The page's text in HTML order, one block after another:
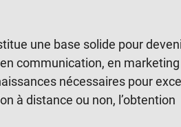
une base solide pour
communication, en
nécessaires pour
à distance ou non, l’obtention